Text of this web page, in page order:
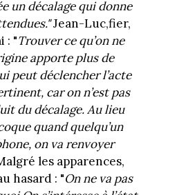
un décalage qui donne
Jean-Luc,fier,
: "Trouver ce qu’on ne
apporte plus de
peut déclencher l’acte
car on n’est pas
du décalage. Au lieu
quand quelqu’un
on va renvoyer
les apparences,
hasard : "On ne va pas